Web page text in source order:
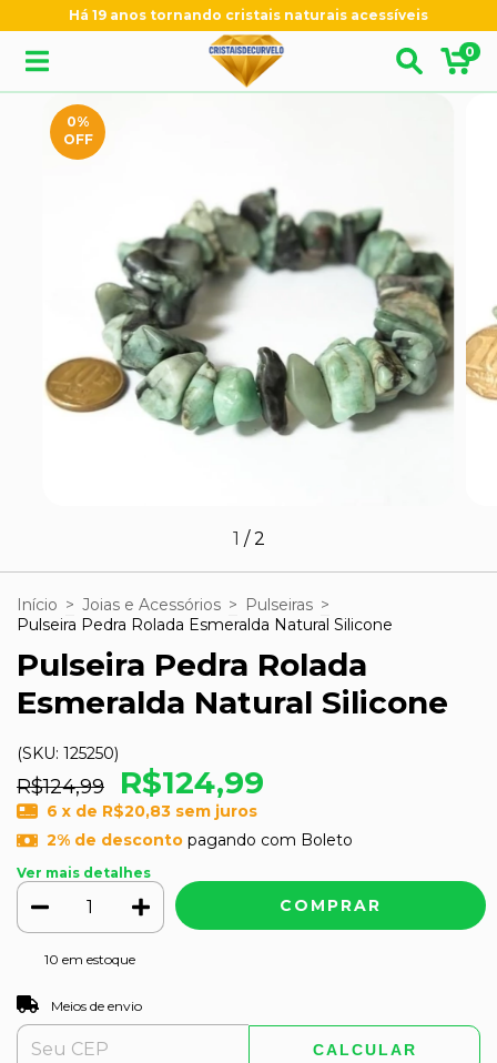
Há 19 anos tornando cristais naturais acessíveis
0
0%
OFF
1 /2
Início > Joias e Acessórios > Pulseiras >
Pulseira Pedra Rolada Esmeralda Natural Silicone
Pulseira Pedra Rolada
Esmeralda Natural Silicone
(SKU: 125250)
R$124,99 R$124,99
6 x de R$20,83 sem juros
2% de descontopagando com Boleto
Ver mais detalhes
10 em estoque
Entregas para o CEP:
Meios de envio
CALCULAR